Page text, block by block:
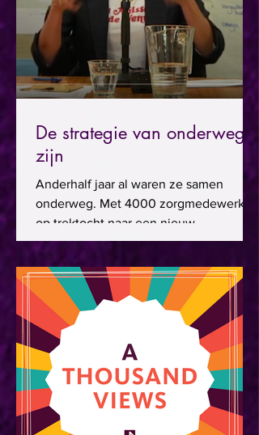
De strategie van onderweg
zijn
Anderhalf jaar al waren ze samen
onderweg. Met 4000 zorgmedewerkers
op trektocht naar een nieuw
organisatiemodel, scherpere
inhoudelijke...